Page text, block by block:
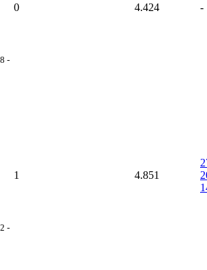
-
0 4.424 -
-
1 4.851